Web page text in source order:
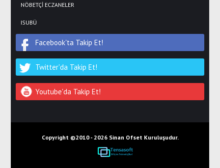
NÖBETÇİ ECZANELER
ISUBÜ
Facebook'ta Takip Et!
Twitter'da Takip Et!
Youtube'da Takip Et!
Copyright ©2010 - 2026 Sinan Ofset Kuruluşudur.